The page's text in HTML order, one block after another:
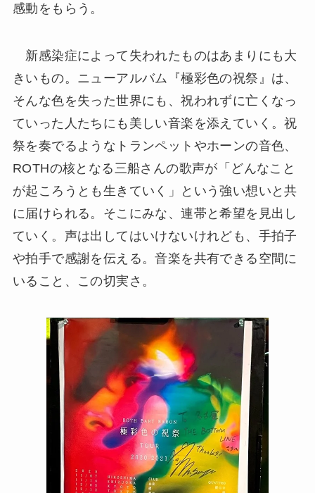
感動をもらう。
新感染症によって失われたものはあまりにも大
きいもの。ニューアルバム『極彩色の祝祭』は、
そんな色を失った世界にも、祝われずに亡くなっ
ていった人たちにも美しい音楽を添えていく。祝
祭を奏でるようなトランペットやホーンの音色、
ROTHの核となる三船さんの歌声が「どんなこと
が起ころうとも生きていく」という強い想いと共
に届けられる。そこにみな、連帯と希望を見出し
ていく。声は出してはいけないけれども、手拍子
や拍手で感謝を伝える。音楽を共有できる空間に
いること、この切実さ。